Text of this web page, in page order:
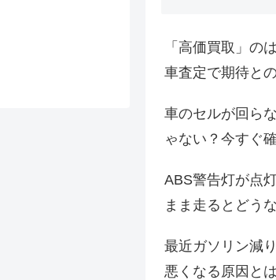
「高価買取」の
車査定で期待と
車のセルが回ら
ゃない？今すぐ
ABS警告灯が点
まま走るとどう
最近ガソリン減
悪くなる原因とは